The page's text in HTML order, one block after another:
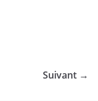
Suivant →